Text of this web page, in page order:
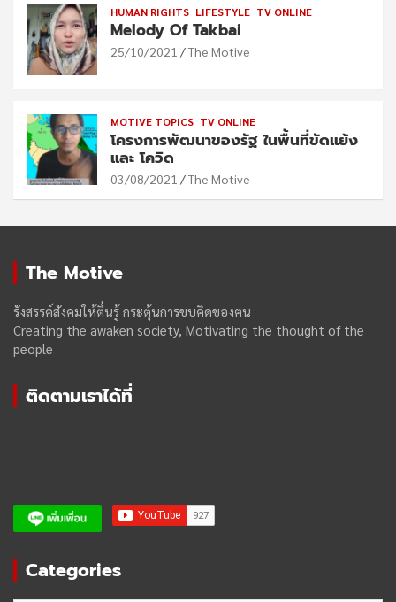
HUMAN RIGHTS LIFESTYLE TV ONLINE
Melody Of Takbai
25/10/2021 The Motive
MOTIVE TOPICS TV ONLINE
โครงการพัฒนาของรัฐ ในพื้นที่ขัดแย้ง
และ โควิด
03/08/2021 The Motive
The Motive
รังสรรค์สังคมให้ตื่นรู้ กระตุ้นการขบคิดของฅน
Creating the awaken society, Motivating the thought of the
people
ติดตามเราได้ที่
Categories